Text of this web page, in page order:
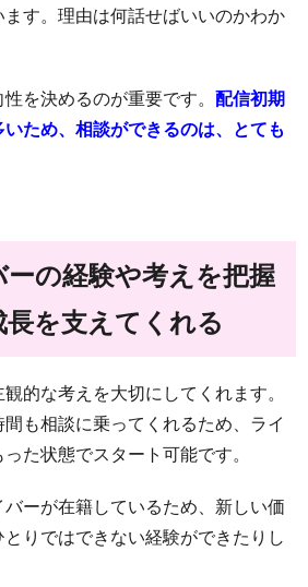
す。理由は何話せばいいのかわか
を決めるのが重要です。配信初期
ため、相談ができるのは、とても
ーの経験や考えを把握
長を支えてくれる
的な考えを大切にしてくれます。
も相談に乗ってくれるため、ライ
た状態でスタート可能です。
バーが在籍しているため、新しい価
りではできない経験ができたりし